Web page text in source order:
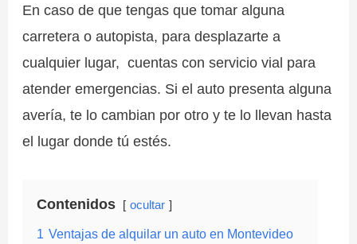
En caso de que tengas que tomar alguna
carretera o autopista, para desplazarte a
cualquier lugar, cuentas con servicio vial para
atender emergencias. Si el auto presenta alguna
avería, te lo cambian por otro y te lo llevan hasta
el lugar donde tú estés.
Contenidos ocultar
1 Ventajas de alquilar un auto en Montevideo